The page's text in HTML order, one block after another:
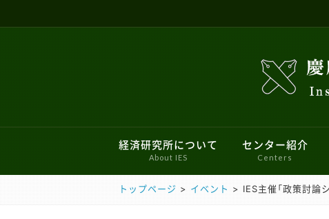
経済研究所について
About IES
センター紹介
Centers
トップページ > イベント > IES主催「政策討論